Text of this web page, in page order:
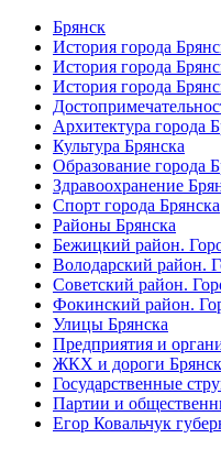
Брянск
История города
История города
История города
Архитектура города
Культура Брянска
Образование города
Здравоохранение
Спорт города Брянска
Районы Брянска
Бежицкий район.
Володарский район.
Советский район.
Фокинский район.
Улицы Брянска
Предприятия и
ЖКХ и дороги
Государственные
Партии и
Егор Ковальчук